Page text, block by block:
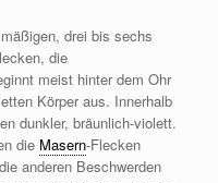
drei bis sechs
die
meist hinter dem Ohr
Körper aus. Innerhalb
dunkler, bräunlich-violett.
die Masern-Flecken
anderen Beschwerden